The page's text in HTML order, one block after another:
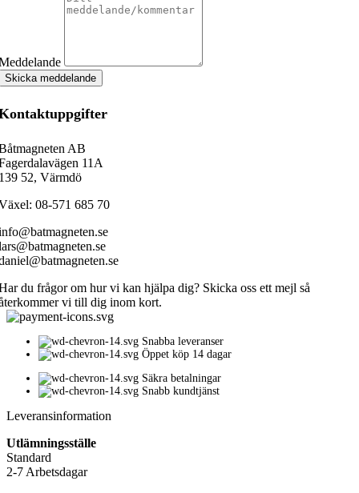
Skicka meddelande
AB
11A
52, Värmdö
08-571 685 70
du frågor om hur vi kan hjälpa dig? Skicka oss ett mejl så
vi till dig inom kort.
Snabba leveranser
Öppet köp 14 dagar
Säkra betalningar
Snabb kundtjänst
Leveransinformation
Utlämningsställe
Standard
2-7 Arbetsdagar